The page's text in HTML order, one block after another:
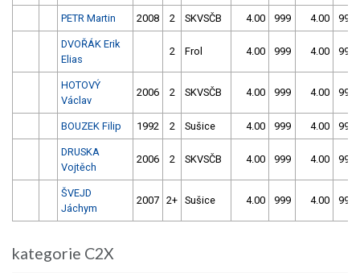
PETR Martin 2008 2 SKVSČB 4.00 999 4.00 999
DVOŘÁK Erik
Elias
2 Frol 4.00 999 4.00 999
HOTOVÝ
Václav
2006 2 SKVSČB 4.00 999 4.00 999
BOUZEK Filip 1992 2 Sušice 4.00 999 4.00 999
DRUSKA
Vojtěch
2006 2 SKVSČB 4.00 999 4.00 999
ŠVEJD
Jáchym
2007 2+ Sušice 4.00 999 4.00 999
kategorie C2X